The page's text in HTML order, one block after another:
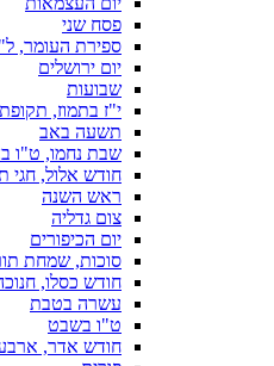
פסח שני
ספירת העומר,
יום ירושלים
שבועות
י"ז בתמוז,
תשעה באב
שבת נחמו, ט"ו
חודש אלול, חגי
ראש השנה
צום גדליה
יום הכיפורים
סוכות, שמחת
חודש כסלו,
עשרה בטבת
ט"ו בשבט
חודש אדר,